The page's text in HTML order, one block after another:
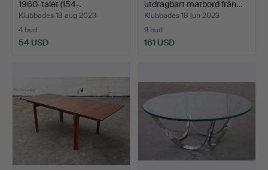
1960-talet (154-.
Klubbades 18 aug 2023
4 bud
54 USD
utdragbart matbord från…
Klubbades 18 jun 2023
9 bud
161 USD